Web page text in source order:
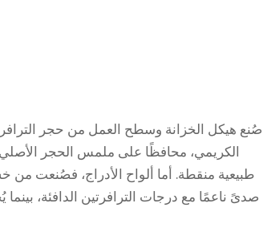
صُنع هيكل الخزانة وسطح العمل من حجر
الكريمي، محافظًا على ملمس الحجر الأصلي
طبيعية منقطة. أما ألواح الأدراج، فصُنعت
صدىً ناعمًا مع درجات الترافرتين الدافئة،